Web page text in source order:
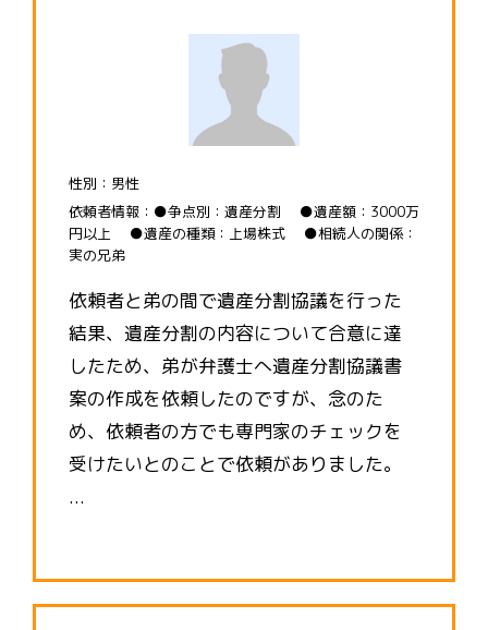
性別：男性
依頼者情報：●争点別：遺産分割 ●遺産額：3000万
円以上 ●遺産の種類：上場株式 ●相続人の関係：
実の兄弟
依頼者と弟の間で遺産分割協議を行った
結果、遺産分割の内容について合意に達
したため、弟が弁護士へ遺産分割協議書
案の作成を依頼したのですが、念のた
め、依頼者の方でも専門家のチェックを
受けたいとのことで依頼がありました。
...